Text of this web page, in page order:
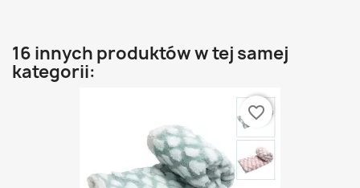
16 innych produktów w tej samej
kategorii:
favorite_border